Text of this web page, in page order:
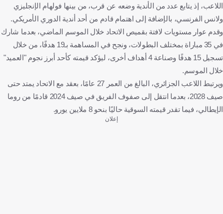
اللاعب، إذ يتابع عدد من الأندية وضعه عن قرب، من بينها فولهام الإنجليزي
ولانس الفرنسي، بالإضافة إلى اهتمام قادم من أحد أندية الدوري الأمريكي.
وقدم عوار مستويات لافتة بقميص الاتحاد خلال الموسم الماضي، بعدما شارك
في 35 مباراة بمختلف البطولات، ونجح في المساهمة بـ19 هدفًا، من خلال
تسجيل 15 هدفًا وصناعة 4 أهداف أخرى، ليؤكد قيمته كأحد أبرز نجوم "العميد"
خلال الموسم.
ويرتبط اللاعب الجزائري، البالغ من العمر 27 عامًا، بعقد مع الاتحاد يمتد حتى
صيف 2028، بعدما انتقل إلى صفوف الفريق في صيف 2024 قادمًا من روما
الإيطالي، فيما تقدر قيمته السوقية حاليًا بنحو 8 ملايين يورو.
إعلان